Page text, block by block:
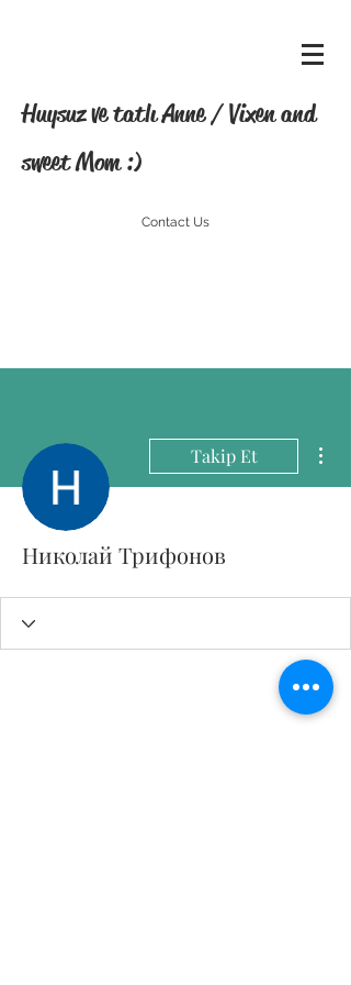
Huysuz ve tatlı Anne / Vixen and
sweet Mom :)
Contact Us
Takip Et
Николай Трифонов